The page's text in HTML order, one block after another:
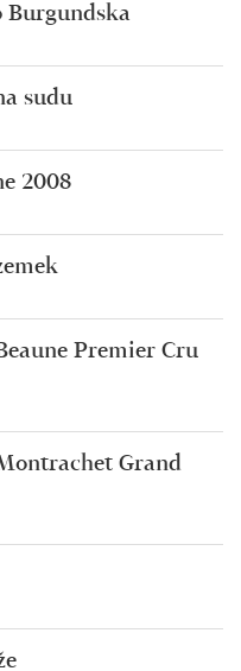
Burgundska
sudu
2008
Premier Cru
Grand